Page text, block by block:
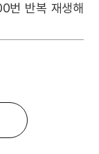
번 반복 재생해